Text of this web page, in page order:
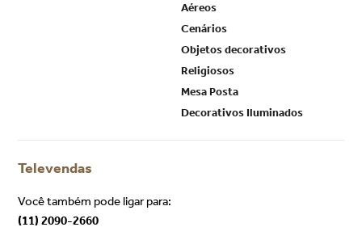
Aéreos
Cenários
Objetos decorativos
Religiosos
Mesa Posta
Decorativos Iluminados
Televendas
Você também pode ligar para:
(11) 2090-2660